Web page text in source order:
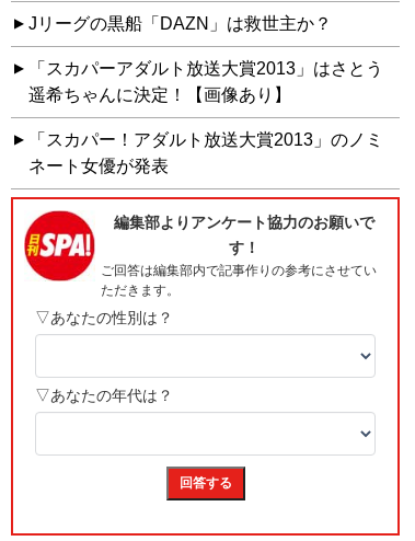
Jリーグの黒船「DAZN」は救世主か？
「スカパーアダルト放送大賞2013」はさとう
遥希ちゃんに決定！【画像あり】
「スカパー！アダルト放送大賞2013」のノミ
ネート女優が発表